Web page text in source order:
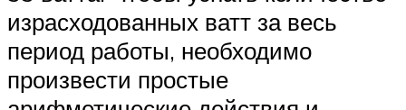
израсходованных ватт за весь
период работы, необходимо
произвести простые